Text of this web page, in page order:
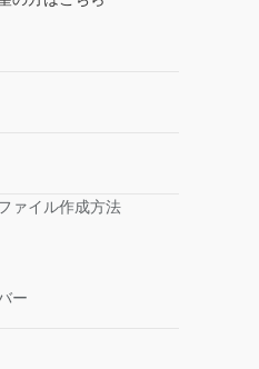
ァイル作成方法
ー